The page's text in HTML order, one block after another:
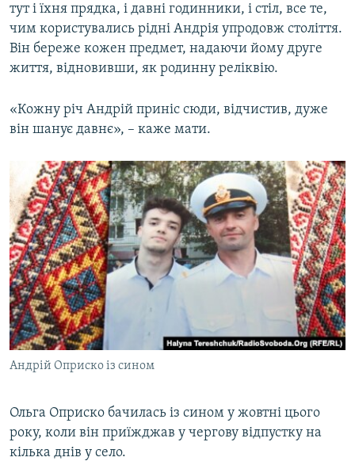
тут і їхня прядка, і давні годинники, і стіл, все те,
чим користувались рідні Андрія упродовж століття.
Він береже кожен предмет, надаючи йому друге
життя, відновивши, як родинну реліквію.
«Кожну річ Андрій приніс сюди, відчистив, дуже
він шанує давнє», – каже мати.
Андрій Оприско із сином
Ольга Оприско бачилась із сином у жовтні цього
року, коли він приїжджав у чергову відпустку на
кілька днів у село.